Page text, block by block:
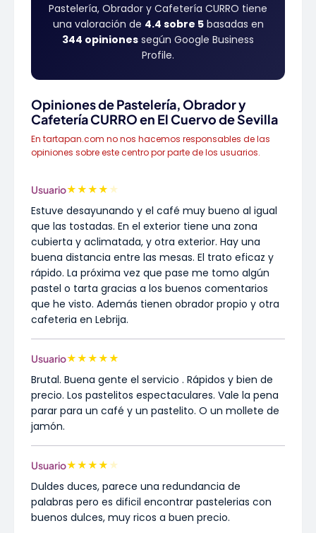
Pastelería, Obrador y Cafetería CURRO tiene
una valoración de 4.4 sobre 5basadas en
344 opiniones según Google Business
Profile.
Opiniones de Pastelería, Obrador y
Cafetería CURRO en El Cuervo de Sevilla
En tartapan.com no nos hacemos responsables de las
opiniones sobre este centro por parte de los usuarios.
Usuario★★★★ ★
Estuve desayunando y el café muy bueno al igual
que las tostadas. En el exterior tiene una zona
cubierta y aclimatada, y otra exterior. Hay una
buena distancia entre las mesas. El trato eficaz y
rápido. La próxima vez que pase me tomo algún
pastel o tarta gracias a los buenos comentarios
que he visto. Además tienen obrador propio y otra
cafeteria en Lebrija.
Usuario★★★★★
Brutal. Buena gente el servicio . Rápidos y bien de
precio. Los pastelitos espectaculares. Vale la pena
parar para un café y un pastelito. O un mollete de
jamón.
Usuario★★★★ ★
Duldes duces, parece una redundancia de
palabras pero es dificil encontrar pastelerias con
buenos dulces, muy ricos a buen precio.